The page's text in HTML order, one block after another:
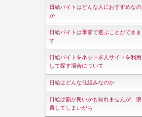
日給バイトはどんな人におすすめなの
か
日給バイトは季節で選ぶことができま
す
日給バイトをネット求人サイトを利用
して探す場合について
日給はどんな仕組みなのか
日給は割が良いかも知れませんが、浪
費してしまいがち